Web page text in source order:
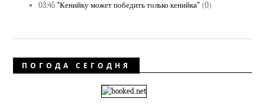
03:45 "Кенийку может победить только кенийка" (0)
ПОГОДА СЕГОДНЯ